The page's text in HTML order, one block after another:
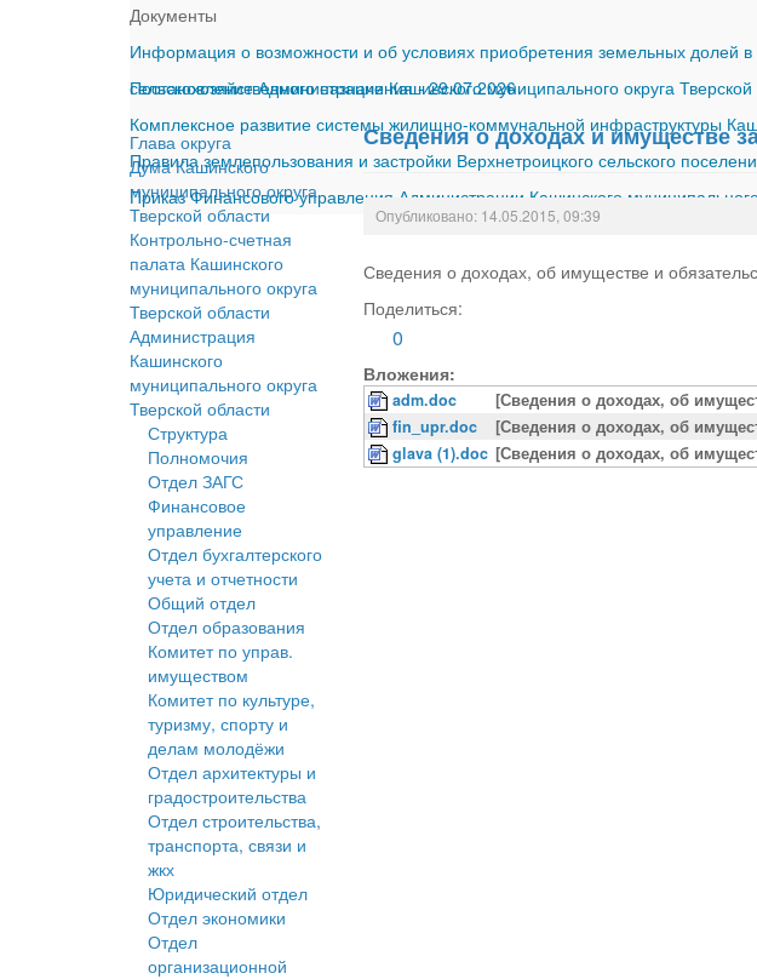
Документы
Информация о возможности и об условиях приобретения земельных долей
сельскохозяйственного назначения-29.07.2026
Постановление Администрации Кашинского муниципального округа
Комплексное развитие системы жилищно-коммунальной инфраструктуры
Правила землепользования и застройки Верхнетроицкого сельского
Приказ Финансового управления Администрации Кашинского
Глава округа
Дума Кашинского
муниципального округа
Тверской области
Контрольно-счетная
палата Кашинского
муниципального округа
Тверской области
Администрация
Кашинского
муниципального округа
Тверской области
Структура
Полномочия
Отдел ЗАГС
Финансовое
управление
Отдел бухгалтерского
учета и отчетности
Общий отдел
Отдел образования
Комитет по управ.
имуществом
Комитет по культуре,
туризму, спорту и
делам молодёжи
Отдел архитектуры и
градостроительства
Отдел строительства,
транспорта, связи и
жкх
Юридический отдел
Отдел экономики
Отдел
организационной
Сведения о доходах и имуществе
Опубликовано: 14.05.2015, 09:39
Сведения о доходах, об имуществе и
Поделиться:
0
Вложения:
adm.doc [Сведения о доходах, об
fin_upr.doc
[Сведения о доходах, об
glava (1).doc [Сведения о доходах, об